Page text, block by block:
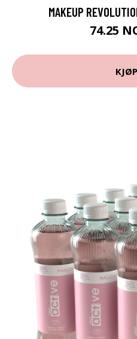
MAKEUP
74.25